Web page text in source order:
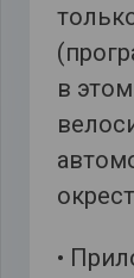
в
•